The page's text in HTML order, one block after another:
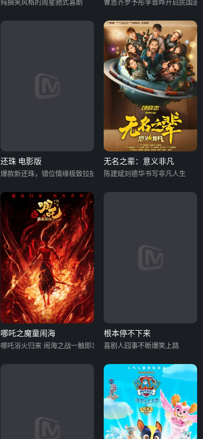
纯搞笑风格的周星驰式喜剧 影版
曹恩齐罗予彤李晋晔开启民国追
还珠 电影版
爆款新还珠，错位情缘极致拉扯
无名之辈：意义非凡
陈建斌刘德华书写非凡人生
哪吒之魔童闹海
哪吒浴火归来 闹海之战一触即发
根本停不下来
喜剧人囧事不断爆笑上路